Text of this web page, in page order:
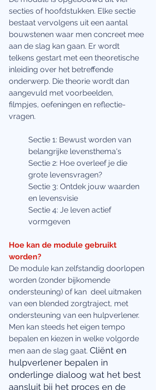
secties of hoofdstukken. Elke sectie
bestaat vervolgens uit een aantal
bouwstenen waar men concreet mee
aan de slag kan gaan. Er wordt
telkens gestart met een theoretische
inleiding over het betreffende
onderwerp. Die theorie wordt dan
aangevuld met voorbeelden,
filmpjes, oefeningen en reflectie-
vragen.
Sectie 1: Bewust worden van
belangrijke levensthema's
Sectie 2: Hoe overleef je die
grote levensvragen?
Sectie 3: Ontdek jouw waarden
en levensvisie
Sectie 4: Je leven actief
vormgeven
Hoe kan de module gebruikt
worden?
De module kan zelfstandig doorlopen
worden (zonder bijkomende
ondersteuning) of kan  deel uitmaken
van een blended zorgtraject, met
ondersteuning van een hulpverlener.
Men kan steeds het eigen tempo
bepalen en kiezen in welke volgorde
men aan de slag gaat. Cliënt en
hulpverlener bepalen in
onderlinge dialoog wat het best
aansluit bij het proces en de